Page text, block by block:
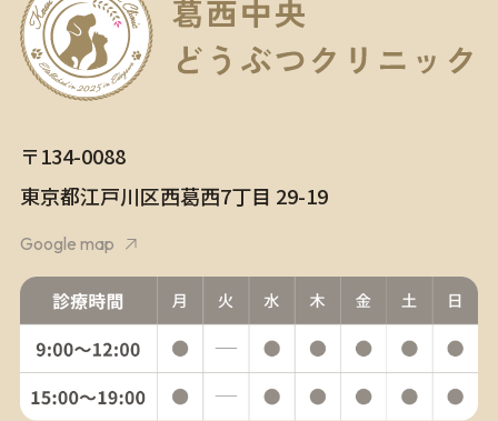
〒134-0088
東京都江⼾川区⻄葛⻄7丁⽬ 29-19
Google map